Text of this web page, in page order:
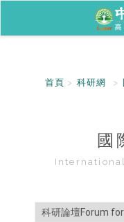
首頁 科研網
國